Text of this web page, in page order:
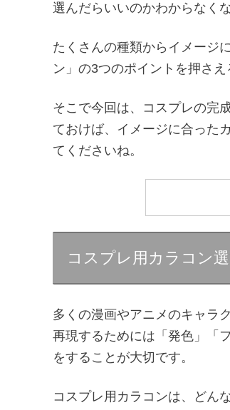
選んだらいいのかわからなく
たくさんの種類からイメージ
ン」の3つのポイントを押さえ
そこで今回は、コスプレの完
ておけば、イメージに合った
てくださいね。
コスプレ用カラコン
多くの漫画やアニメのキャラ
再現するためには「発色」「
をすることが大切です。
コスプレ用カラコンは、どん